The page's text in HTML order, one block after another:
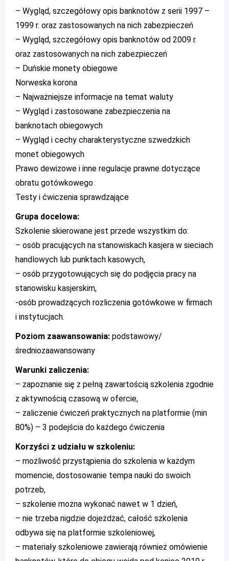
– Wygląd, szczegółowy opis banknotów z serii 1997 –
1999 r. oraz zastosowanych na nich zabezpieczeń
– Wygląd, szczegółowy opis banknotów od 2009 r.
oraz zastosowanych na nich zabezpieczeń
– Duńskie monety obiegowe
Norweska korona
– Najważniejsze informacje na temat waluty
– Wygląd i zastosowane zabezpieczenia na
banknotach obiegowych
– Wygląd i cechy charakterystyczne szwedzkich
monet obiegowych
Prawo dewizowe i inne regulacje prawne dotyczące
obratu gotówkowego
Testy i ćwiczenia sprawdzające
Grupa docelowa:
Szkolenie skierowane jest przede wszystkim do:
– osób pracujących na stanowiskach kasjera w sieciach
handlowych lub punktach kasowych,
– osób przygotowujących się do podjęcia pracy na
stanowisku kasjerskim,
-osób prowadzących rozliczenia gotówkowe w firmach
i instytucjach.
Poziom zaawansowania: podstawowy/
średniozaawansowany
Warunki zaliczenia:
– zapoznanie się z pełną zawartością szkolenia zgodnie
z aktywnością czasową w ofercie,
– zaliczenie ćwiczeń praktycznych na platformie (min
80%) – 3 podejścia do każdego ćwiczenia
Korzyści z udziału w szkoleniu:
– możliwość przystąpienia do szkolenia w każdym
momencie, dostosowanie tempa nauki do swoich
potrzeb,
– szkolenie można wykonać nawet w 1 dzień,
– nie trzeba nigdzie dojeżdżać, całość szkolenia
odbywa się na platformie szkoleniowej,
– materiały szkoleniowe zawierają również omówienie